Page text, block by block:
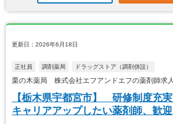
更新日：2026年6月18日
正社員 調剤薬局 ドラッグストア（調剤併設）
栗の木薬局 株式会社エフアンドエフの薬剤師求人
【栃木県宇都宮市】 研修制度充
キャリアアップしたい薬剤師、歓迎